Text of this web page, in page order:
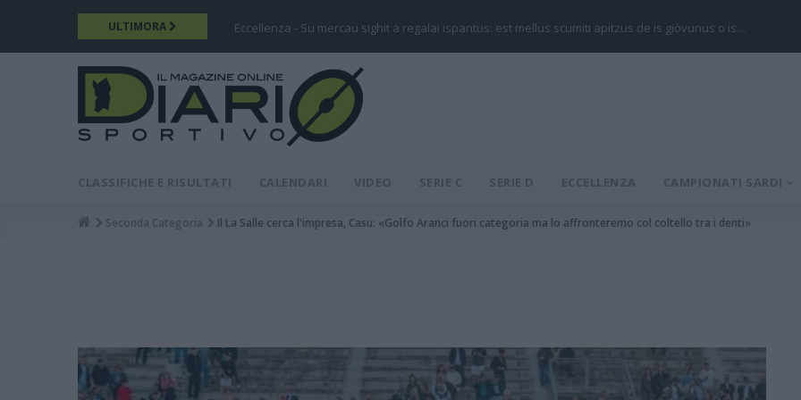
contenuto
ULTIMORA Eccellenza - Su mercau sighit a regalai ispantus: est mellus scumiti apitzus de is giòvunus o is…
MAIN
MENU
CLASSIFICHE E RISULTATI CALENDARI VIDEO SERIE C SERIE D ECCELLENZA CAMPIONATI SARDI
Breadcrumb
Seconda Categoria Il La Salle cerca l'impresa, Casu: «Golfo Aranci fuori categoria ma lo affronteremo col coltello tra i denti»